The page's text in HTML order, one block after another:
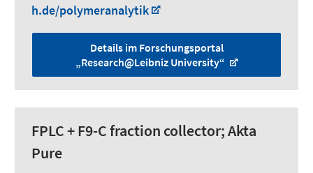
h.de/polymeranalytik
Details im Forschungsportal
„Research@Leibniz University“
FPLC + F9-C fraction collector; Akta
Pure